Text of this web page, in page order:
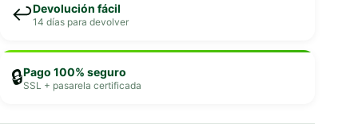
↩️Devolución fácil
14 días para devolver
🔒Pago 100% seguro
SSL + pasarela certificada